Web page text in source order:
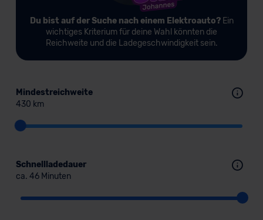
Mindestreichweite
430 km
Schnellladedauer
ca. 46 Minuten
Du bist auf der Suche nach einem Elektroauto?Ein
wichtiges Kriterium für deine Wahl könnten die
Reichweite und die Ladegeschwindigkeit sein.